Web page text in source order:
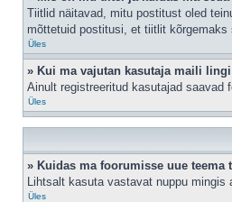
Tiitlid näitavad, mitu postitust oled
mõttetuid postitusi, et tiitlit kõrgemaks
Üles
» Kui ma vajutan kasutaja maili
Ainult registreeritud kasutajad saavad
Üles
» Kuidas ma foorumisse uue teema
Lihtsalt kasuta vastavat nuppu
Üles